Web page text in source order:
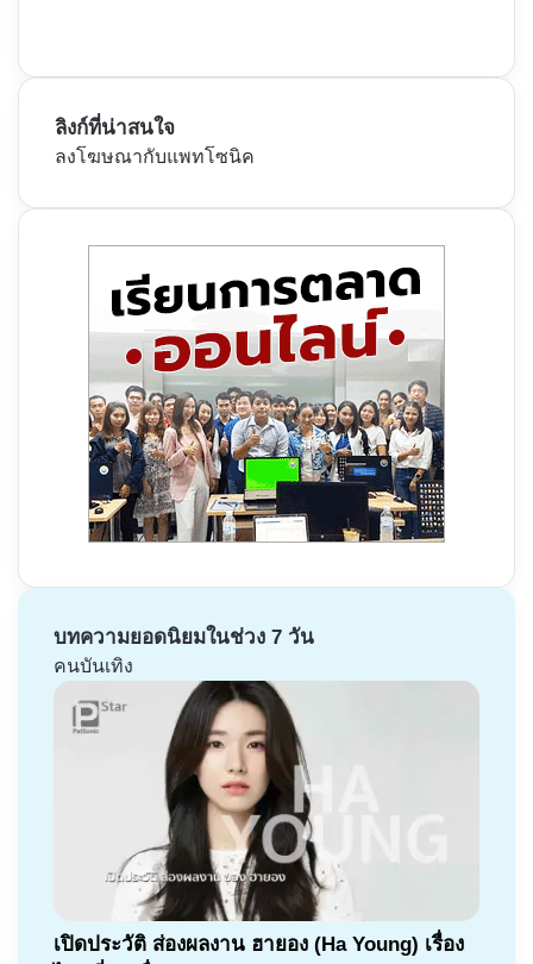
ลิงก์ที่น่าสนใจ
ลงโฆษณากับแพทโซนิค
บทความยอดนิยมในช่วง 7 วัน
คนบันเทิง
เปิดประวัติ ส่องผลงาน ฮายอง (Ha Young) เรื่อง